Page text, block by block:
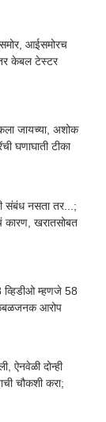
आईसमोरच
केबल टेस्टर
जायच्या, अशोक
घणाघाती टीका
संबंध नसता तर...;
कारण, खरातसोबत
व्हिडीओ म्हणजे 58
आरोप
ऐनवेळी दोन्ही
चौकशी करा;